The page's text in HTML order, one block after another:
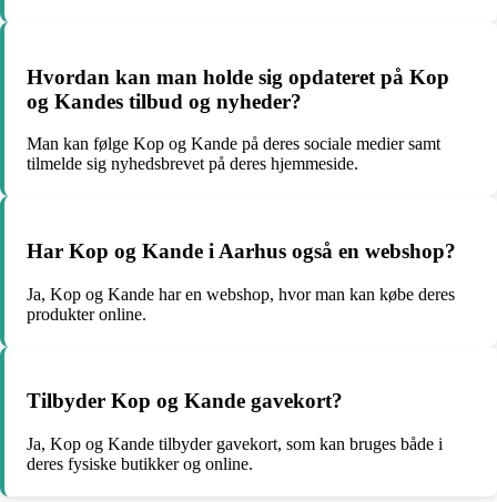
Hvordan kan man holde sig opdateret på Kop
og Kandes tilbud og nyheder?
Man kan følge Kop og Kande på deres sociale medier samt
tilmelde sig nyhedsbrevet på deres hjemmeside.
Har Kop og Kande i Aarhus også en webshop?
Ja, Kop og Kande har en webshop, hvor man kan købe deres
produkter online.
Tilbyder Kop og Kande gavekort?
Ja, Kop og Kande tilbyder gavekort, som kan bruges både i
deres fysiske butikker og online.